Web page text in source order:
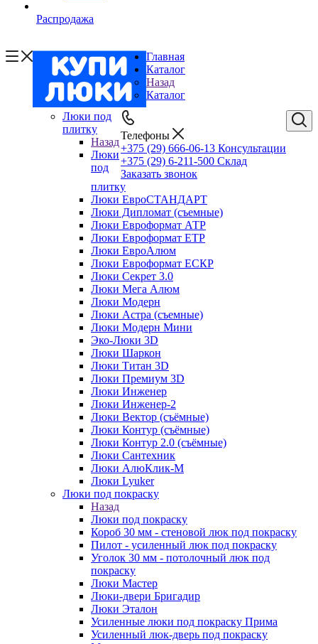
Распродажа
Телефоны
+375 (29) 666-06-13 Консультации
+375 (29) 6-211-500 Склад
Заказать звонок
Главная
Каталог
Назад
Каталог
Люки под
плитку
Назад
Люки
под
плитку
Люки ЕвроСТАНДАРТ
Люки Дипломат (съемные)
Люки Евроформат АТР
Люки Евроформат ЕТР
Люки ЕвроАлюм
Люки Евроформат ЕСКР
Люки Секрет 3.0
Люки Мега Алюм
Люки Модерн
Люки Астра (съемные)
Люки Модерн Мини
Эко-Люки 3D
Люки Шаркон
Люки Титан 3D
Люки Премиум 3D
Люки Инженер
Люки Инженер-2
Люки Вектор (съёмные)
Люки Контур (съёмные)
Люки Контур 2.0 (съёмные)
Люки Сантехник
Люки АлюКлик-М
Люки Lyuker
Люки под покраску
Назад
Люки под покраску
Короб 30 мм - стеновой люк под покраску
Пилот - усиленный люк под покраску
Уголок 30 мм - потолочный люк под
покраску
Люки Мастер
Люки-двери Бригадир
Люки Эталон
Усиленные люки под покраску Прима
Усиленный люк-дверь под покраску